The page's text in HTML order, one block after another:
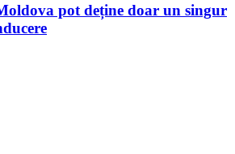
pot deține doar un singur